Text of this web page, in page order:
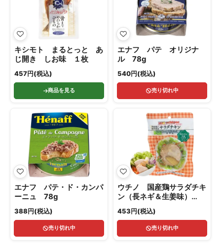
キシモト まるとっと あ
じ開き しお味 １枚
457円(税込)
商品を見る
エナフ パテ オリジナ
ル 78g
540円(税込)
売り切れ中
エナフ パテ・ド・カンパ
ーニュ 78g
388円(税込)
売り切れ中
ウチノ 国産鶏サラダチキ
ン（長ネギ＆生姜味）
100g
453円(税込)
売り切れ中